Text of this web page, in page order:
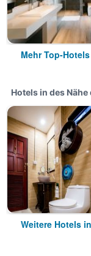
Mehr Top-
Hotels in des
Weitere Hotels